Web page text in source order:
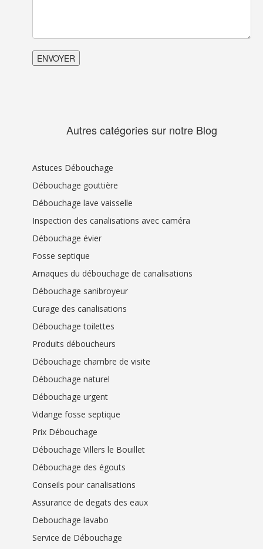
Autres catégories sur notre Blog
Astuces Débouchage
Débouchage gouttière
Débouchage lave vaisselle
Inspection des canalisations avec caméra
Débouchage évier
Fosse septique
Arnaques du débouchage de canalisations
Débouchage sanibroyeur
Curage des canalisations
Débouchage toilettes
Produits déboucheurs
Débouchage chambre de visite
Débouchage naturel
Débouchage urgent
Vidange fosse septique
Prix Débouchage
Débouchage Villers le Bouillet
Débouchage des égouts
Conseils pour canalisations
Assurance de degats des eaux
Debouchage lavabo
Service de Débouchage